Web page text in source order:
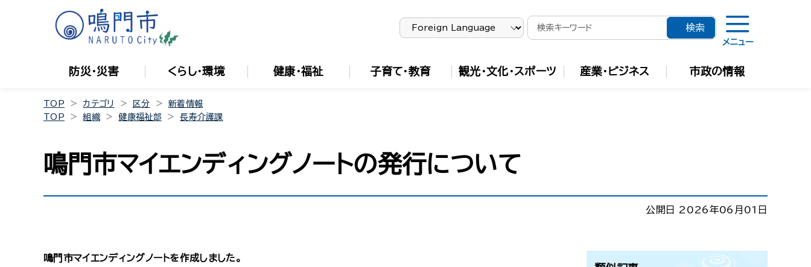
メニュー
防災・災害 くらし・環境 健康・福祉 子育て・教育 観光・文化・スポーツ 産業・ビジネス 市政の情報
TOP カテゴリ 区分
新着情報
TOP
組織 健康福祉部 長寿介護課
鳴門市マイエンディングノートの発行について
公開日 2026年06月01日
鳴門市マイエンディングノートを作成しました。